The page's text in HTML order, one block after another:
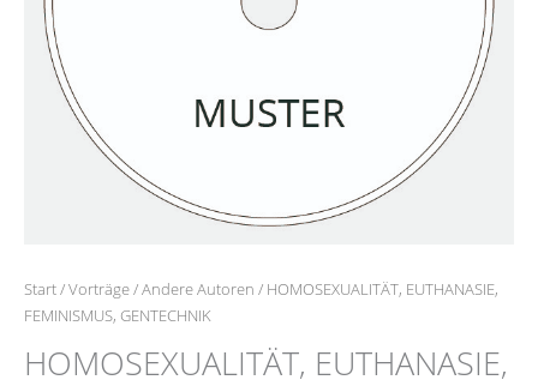
Start/Vorträge/Andere Autoren / HOMOSEXUALITÄT, EUTHANASIE,
FEMINISMUS, GENTECHNIK
HOMOSEXUALITÄT, EUTHANASIE,